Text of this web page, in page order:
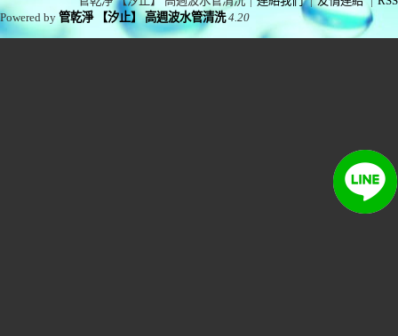
Powered by管乾淨 【汐止】 高週波水管清洗 4.20